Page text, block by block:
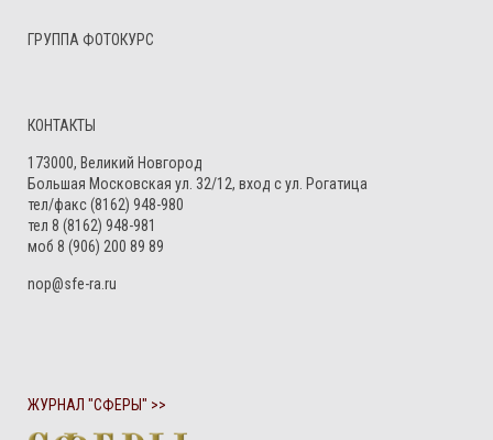
ГРУППА ФОТОКУРС
КОНТАКТЫ
173000, Великий Новгород
Большая Московская ул. 32/12, вход с ул. Рогатица
тел/факс (8162) 948-980
тел 8 (8162) 948-981
моб 8 (906) 200 89 89
nop@sfe-ra.ru
ЖУРНАЛ "СФЕРЫ" >>